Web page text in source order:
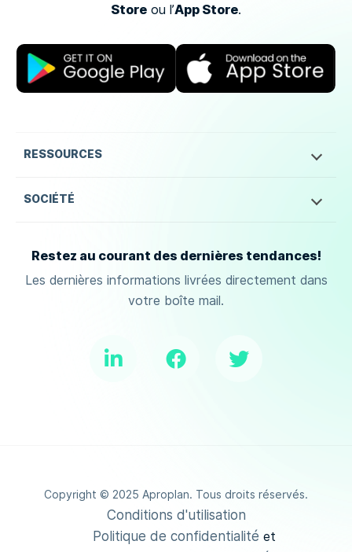
Store ou l’App Store.
RESSOURCES
SOCIÉTÉ
Restez au courant des dernières tendances!
Les dernières informations livrées directement dans
votre boîte mail.
Copyright © 2025 Aproplan. Tous droits réservés.
Conditions d'utilisation
Politique de confidentialité et